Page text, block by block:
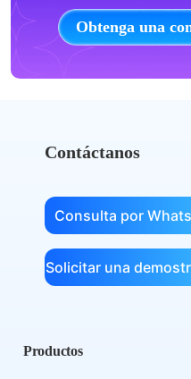
Obtenga una
Contáctanos
Consulta por
Solicitar una
Productos